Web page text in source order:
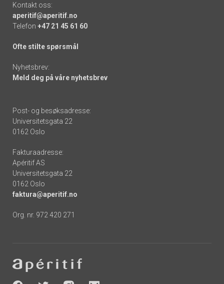
Kontakt oss:
aperitif@aperitif.no
Telefon +47 21 45 61 60
Ofte stilte spørsmål
Nyhetsbrev:
Meld deg på våre nyhetsbrev
Post- og besøksadresse:
Universitetsgata 22
0162 Oslo
Fakturaadresse:
Apéritif AS
Universitetsgata 22
0162 Oslo
faktura@aperitif.no
Org. nr. 972 420 271
-